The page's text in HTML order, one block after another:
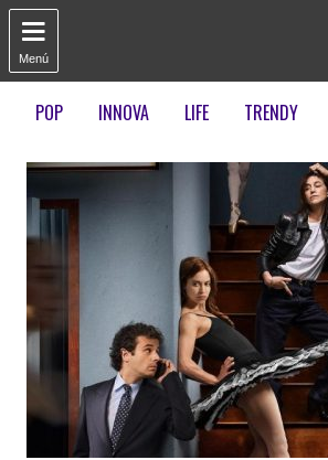

Menú
POP INNOVA LIFE TRENDY